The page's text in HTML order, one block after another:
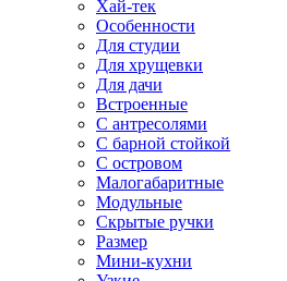
Хай-тек
Особенности
Для студии
Для хрущевки
Для дачи
Встроенные
С антресолями
С барной стойкой
С островом
Малогабаритные
Модульные
Скрытые ручки
Размер
Мини-кухни